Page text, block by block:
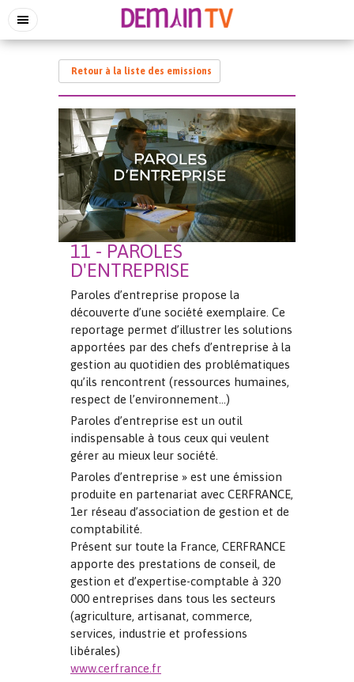
Retour à la liste des emissions
11 - PAROLES
D'ENTREPRISE
Paroles d’entreprise propose la
découverte d’une société exemplaire. Ce
reportage permet d’illustrer les solutions
apportées par des chefs d’entreprise à la
gestion au quotidien des problématiques
qu’ils rencontrent (ressources humaines,
respect de l’environnement…)
Paroles d’entreprise est un outil
indispensable à tous ceux qui veulent
gérer au mieux leur société.
Paroles d’entreprise » est une émission
produite en partenariat avec CERFRANCE,
1er réseau d’association de gestion et de
comptabilité.
Présent sur toute la France, CERFRANCE
apporte des prestations de conseil, de
gestion et d’expertise-comptable à 320
000 entreprises dans tous les secteurs
(agriculture, artisanat, commerce,
services, industrie et professions
libérales)
www.cerfrance.fr